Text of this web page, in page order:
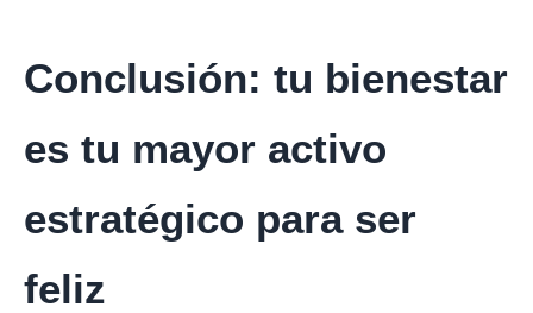
Conclusión: tu bienestar
es tu mayor activo
estratégico para ser
feliz